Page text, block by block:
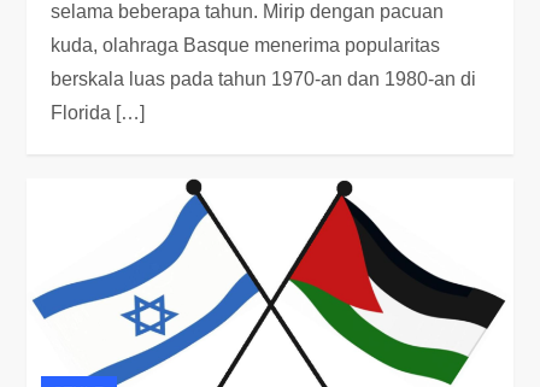
selama beberapa tahun. Mirip dengan pacuan
kuda, olahraga Basque menerima popularitas
berskala luas pada tahun 1970-an dan 1980-an di
Florida […]